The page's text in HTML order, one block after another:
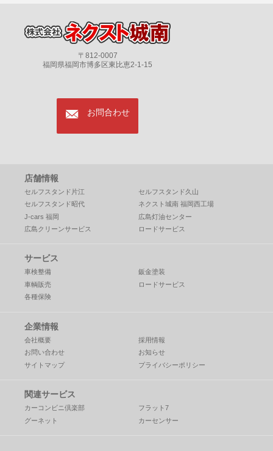
〒812-0007
福岡県福岡市博多区東比恵2-1-15
mail お問合わせ
店舗情報
セルフスタンド片江
セルフスタンド久山
セルフスタンド昭代
ネクスト城南 福岡西工場
J-cars 福岡
広島灯油センター
広島クリーンサービス
ロードサービス
サービス
車検整備
鈑金塗装
車輌販売
ロードサービス
各種保険
企業情報
会社概要
採用情報
お問い合わせ
お知らせ
サイトマップ
プライバシーポリシー
関連サービス
カーコンビニ倶楽部
フラット7
グーネット
カーセンサー